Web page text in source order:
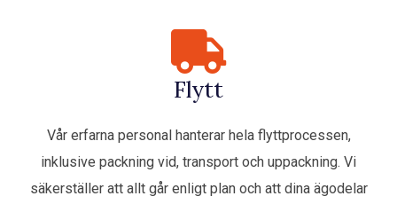
Flytt
Vår erfarna personal hanterar hela flyttprocessen,
inklusive packning vid, transport och uppackning. Vi
säkerställer att allt går enligt plan och att dina ägodelar